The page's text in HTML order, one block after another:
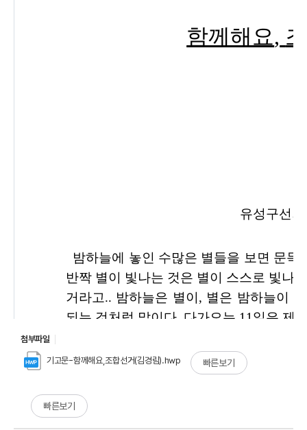
첨부파일
기고문-함께해요,조합선거(김경림).hwp 빠른보기
빠른보기